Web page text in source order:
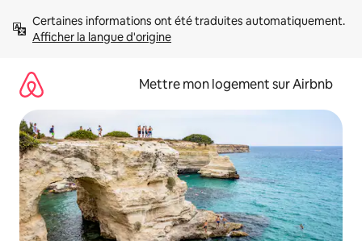
directement
Afficher la langue d'origine
Mettre mon logement sur Airbnb